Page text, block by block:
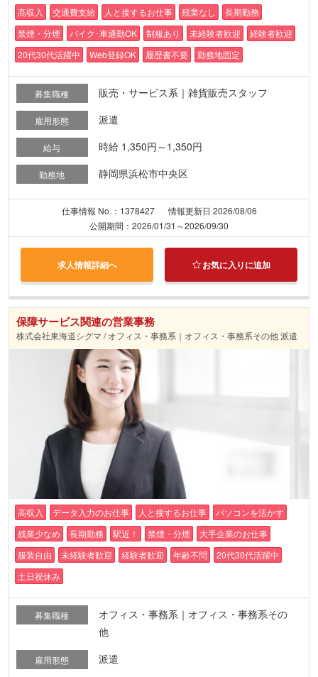
高収入 交通費支給 人と接するお仕事 残業なし
長期勤務
禁煙・分煙
バイク･車通勤OK 制服あり 未経験者歓迎
経験者歓迎
20代30代活躍中
Web登録OK 履歴書不要 勤務地固定
募集職種 販売・サービス系｜雑貨販売スタッフ
雇用形態 派遣
給与 時給 1,350円～1,350円
勤務地 静岡県浜松市中央区
仕事情報 No.：1378427
情報更新日 2026/08/06
公開期間：2026/01/31～2026/09/30
求人情報詳細へ お気に入りに追加
保障サービス関連の営業事務
株式会社東海道シグマ / オフィス・事務系｜オフィス・事務系その他 派遣
高収入 データ入力のお仕事 人と接するお仕事
パソコンを活かす
残業少なめ
長期勤務 駅近！ 禁煙・分煙
大手企業のお仕事
服装自由
未経験者歓迎 経験者歓迎 年齢不問
20代30代活躍中
土日祝休み
募集職種
オフィス・事務系｜オフィス・事務系その
他
雇用形態 派遣